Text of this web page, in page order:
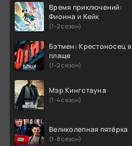
Время приключений:
Фионна и Кейк
(1-2 сезон)
Бэтмен: Крестоносец в
плаще
(1-2 сезон)
Мэр Кингстауна
(1-4 сезон)
Великолепная пятёрка
(1-8 сезон)